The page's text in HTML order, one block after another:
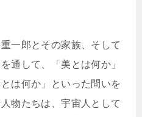
一郎とその家族、そして
通して、「美とは何か」
は何か」といった問いを
物たちは、宇宙人として